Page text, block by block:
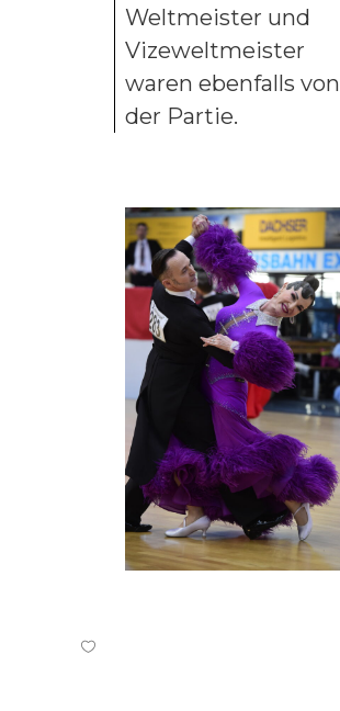
Weltmeister und
Vizeweltmeister
waren ebenfalls von
der Partie.